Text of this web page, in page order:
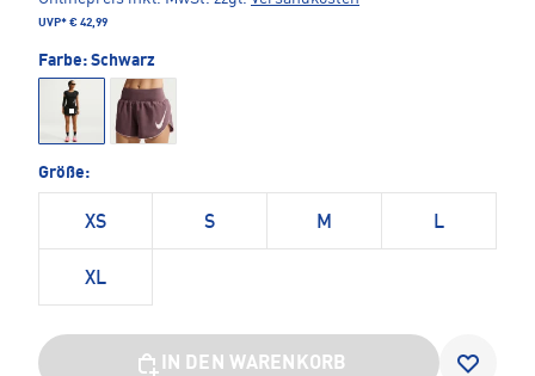
UVP* € 42,99
Farbe: Schwarz
Größe:
XS S M L
XL
IN DEN WARENKORB